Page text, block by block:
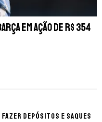
em ação de R$ 354
fazer depósitos e saques